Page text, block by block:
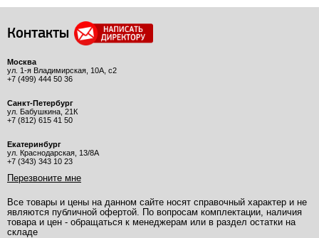
Контакты
Москва
ул. 1-я Владимирская, 10А, с2
+7 (499) 444 50 36
Санкт-Петербург
ул. Бабушкина, 21К
+7 (812) 615 41 50
Екатеринбург
ул. Краснодарская, 13/8А
+7 (343) 343 10 23
Перезвоните мне
Все товары и цены на данном сайте носят справочный характер и не
являются публичной офертой. По вопросам комплектации, наличия
товара и цен - обращаться к менеджерам или в раздел остатки на
складе